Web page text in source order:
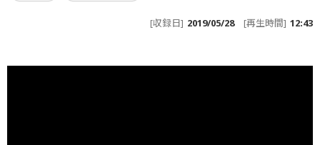
[収録日] 2019/05/28 [再生時間] 12:43